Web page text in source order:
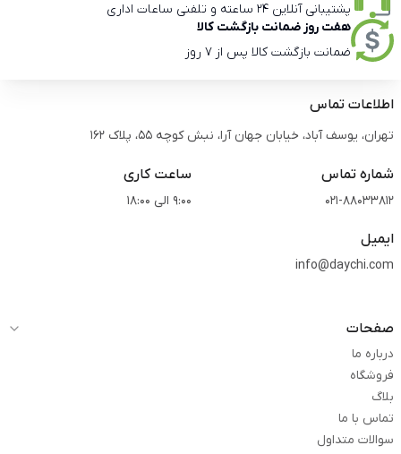
پشتیبانی آنلاین 24 ساعته و تلفنی ساعات اداری
هفت روز ضمانت بازگشت کالا
ضمانت بازگشت کالا پس از 7 روز
اطلاعات تماس
تهران، یوسف آباد، خیابان جهان آرا، نبش کوچه 55، پلاک 162
شماره تماس
021-88033812
ساعت کاری
9:00 الی 18:00
ایمیل
info@daychi.com
صفحات
درباره ما
فروشگاه
بلاگ
تماس با ما
سوالات متداول